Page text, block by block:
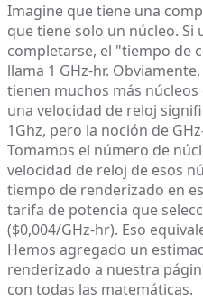
Imagine que tiene una
que tiene solo un núcleo.
completarse, el "tiempo de
llama 1 GHz-hr.
tienen muchos más
una velocidad de reloj
1Ghz, pero la noción de
Tomamos el número de
velocidad de reloj de esos
tiempo de renderizado en
tarifa de potencia que
($0,004/GHz-hr). Eso
Hemos agregado un
renderizado a nuestra
con todas las matemáticas.